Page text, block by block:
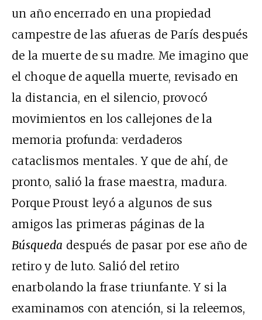
un año encerrado en una propiedad
campestre de las afueras de París después
de la muerte de su madre. Me imagino que
el choque de aquella muerte, revisado en
la distancia, en el silencio, provocó
movimientos en los callejones de la
memoria profunda: verdaderos
cataclismos mentales. Y que de ahí, de
pronto, salió la frase maestra, madura.
Porque Proust leyó a algunos de sus
amigos las primeras páginas de la
Búsqueda después de pasar por ese año de
retiro y de luto. Salió del retiro
enarbolando la frase triunfante. Y si la
examinamos con atención, si la releemos,